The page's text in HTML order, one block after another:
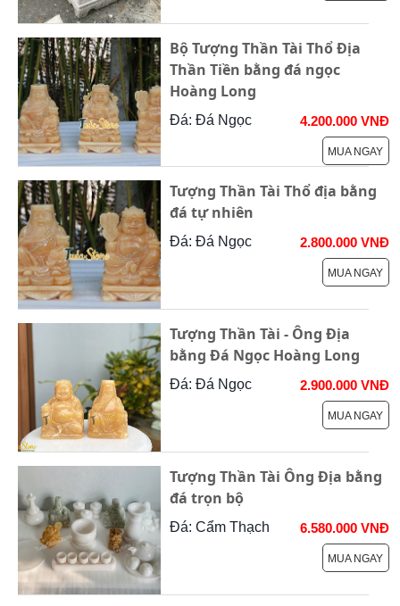
Bộ Tượng Thần Tài Thổ Địa
Thần Tiền bằng đá ngọc
Hoàng Long
Đá: Đá Ngọc 4.200.000 VNĐ
MUA NGAY
Tượng Thần Tài Thổ địa bằng
đá tự nhiên
Đá: Đá Ngọc 2.800.000 VNĐ
MUA NGAY
Tượng Thần Tài - Ông Địa
bằng Đá Ngọc Hoàng Long
Đá: Đá Ngọc 2.900.000 VNĐ
MUA NGAY
Tượng Thần Tài Ông Địa bằng
đá trọn bộ
Đá: Cẩm Thạch 6.580.000 VNĐ
MUA NGAY